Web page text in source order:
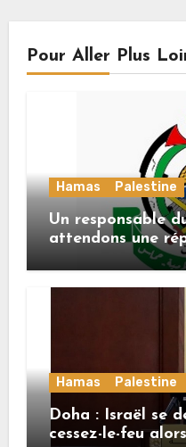
Pour Aller Plus
Hamas Palestine
Un responsable
attendons une
Mladenov
route de la
Hamas Palestine
Doha : Israël se
cessez-le-feu